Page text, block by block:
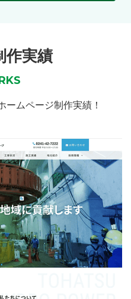
作実績
ームページ制作実績！